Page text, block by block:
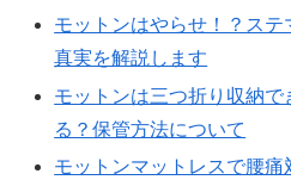
モットンはやらせ！？ス
真実を解説します
モットンは三つ折り収納
る？保管方法について
モットンマットレスで腰